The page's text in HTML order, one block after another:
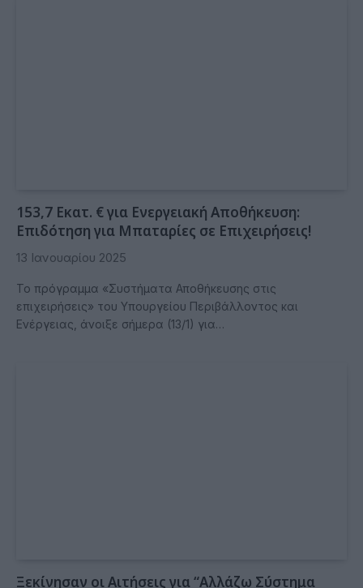
153,7 Εκατ. € για Ενεργειακή Αποθήκευση:
Επιδότηση για Μπαταρίες σε Επιχειρήσεις!
13 Ιανουαρίου 2025
Το πρόγραμμα «Συστήματα Αποθήκευσης στις
επιχειρήσεις» του Υπουργείου Περιβάλλοντος και
Ενέργειας, άνοιξε σήμερα (13/1) για…
Ξεκίνησαν οι Αιτήσεις για “Αλλάζω Σύστημα